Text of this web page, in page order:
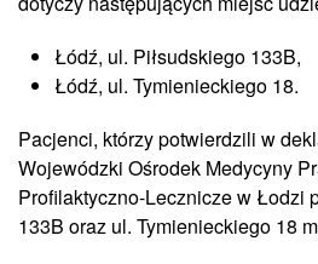
Łódź, ul. Piłsudskiego 133B,
Łódź, ul. Tymienieckiego 18.
Pacjenci, którzy potwierdzili w
Wojewódzki Ośrodek Medycyny
Profilaktyczno-Lecznicze w Łodzi
133B oraz ul. Tymienieckiego 18